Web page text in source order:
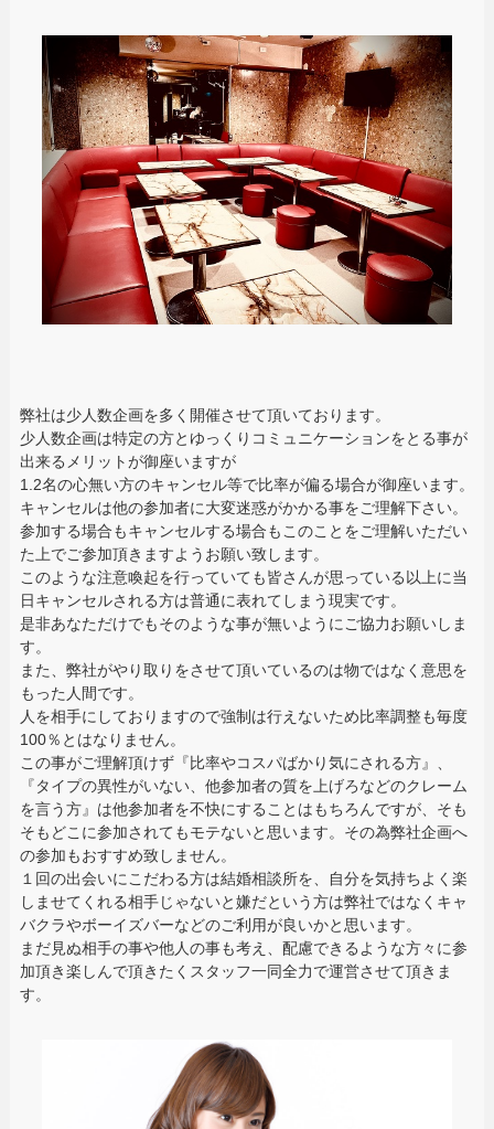
弊社は少人数企画を多く開催させて頂いております。
少人数企画は特定の方とゆっくりコミュニケーションをとる事が
出来るメリットが御座いますが
1.2名の心無い方のキャンセル等で比率が偏る場合が御座います。
キャンセルは他の参加者に大変迷惑がかかる事をご理解下さい。
参加する場合もキャンセルする場合もこのことをご理解いただい
た上でご参加頂きますようお願い致します。
このような注意喚起を行っていても皆さんが思っている以上に当
日キャンセルされる方は普通に表れてしまう現実です。
是非あなただけでもそのような事が無いようにご協力お願いしま
す。
また、弊社がやり取りをさせて頂いているのは物ではなく意思を
もった人間です。
人を相手にしておりますので強制は行えないため比率調整も毎度
100％とはなりません。
この事がご理解頂けず『比率やコスパばかり気にされる方』、
『タイプの異性がいない、他参加者の質を上げろなどのクレーム
を言う方』は他参加者を不快にすることはもちろんですが、そも
そもどこに参加されてもモテないと思います。その為弊社企画へ
の参加もおすすめ致しません。
１回の出会いにこだわる方は結婚相談所を、自分を気持ちよく楽
しませてくれる相手じゃないと嫌だという方は弊社ではなくキャ
バクラやボーイズバーなどのご利用が良いかと思います。
まだ見ぬ相手の事や他人の事も考え、配慮できるような方々に参
加頂き楽しんで頂きたくスタッフ一同全力で運営させて頂きま
す。